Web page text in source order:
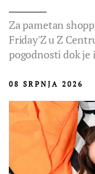
Za pametan
Friday'Z u Z
pogodnosti dok je
08 SRPNJA 2026